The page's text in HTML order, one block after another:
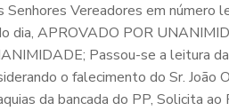
Vereadores em número
dia, APROVADO POR
Passou-se a leitura
o falecimento do Sr. João
da bancada do PP, Solicita